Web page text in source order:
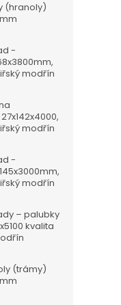
(hranoly)
-
modřín
modřín
-
modřín
– palubky
kvalita
(trámy)